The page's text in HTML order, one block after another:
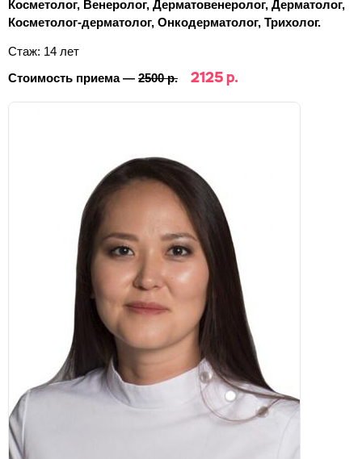
Косметолог, Венеролог, Дерматовенеролог, Дерматолог,
Косметолог-дерматолог, Онкодерматолог, Трихолог.
Стаж: 14 лет
Стоимость приема — 2500 р. 2125 р.